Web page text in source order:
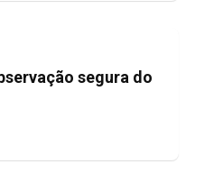
segura do